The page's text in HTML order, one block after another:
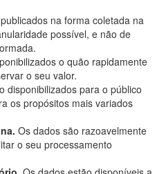
na forma coletada na
possível, e não de
o quão rapidamente
o seu valor.
disponibilizados para o público
os propósitos mais variados
Os dados são razoavelmente
o seu processamento